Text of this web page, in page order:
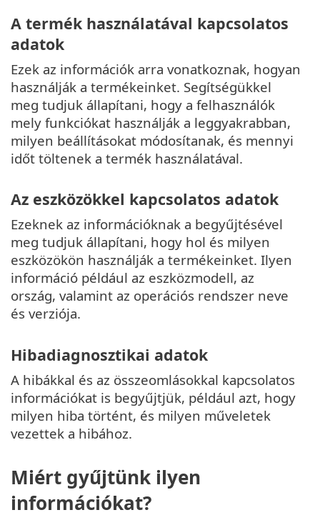
A termék használatával kapcsolatos
adatok
Ezek az információk arra vonatkoznak, hogyan
használják a termékeinket. Segítségükkel
meg tudjuk állapítani, hogy a felhasználók
mely funkciókat használják a leggyakrabban,
milyen beállításokat módosítanak, és mennyi
időt töltenek a termék használatával.
Az eszközökkel kapcsolatos adatok
Ezeknek az információknak a begyűjtésével
meg tudjuk állapítani, hogy hol és milyen
eszközökön használják a termékeinket. Ilyen
információ például az eszközmodell, az
ország, valamint az operációs rendszer neve
és verziója.
Hibadiagnosztikai adatok
A hibákkal és az összeomlásokkal kapcsolatos
információkat is begyűjtjük, például azt, hogy
milyen hiba történt, és milyen műveletek
vezettek a hibához.
Miért gyűjtünk ilyen
információkat?